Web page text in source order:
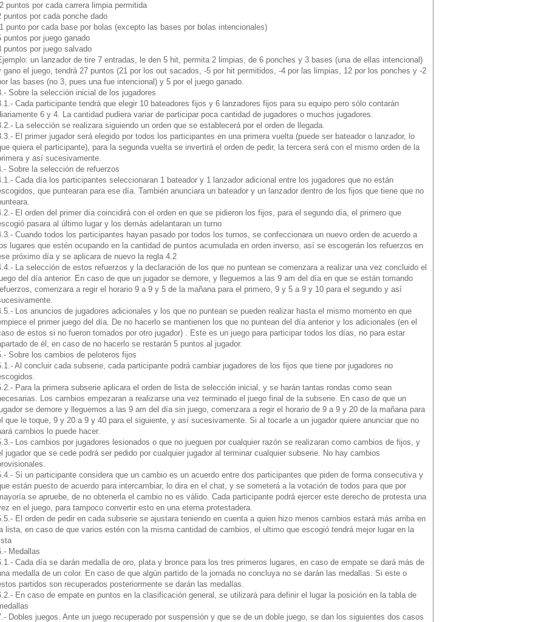
puntos por cada carrera limpia permitida
puntos por cada ponche dado
punto por cada base por bolas (excepto las bases por bolas intencionales)
puntos por juego ganado
puntos por juego salvado
un lanzador de tire 7 entradas, le den 5 hit, permita 2 limpias, de 6 ponches y 3 bases (una de ellas intencional)
gano el juego, tendrá 27 puntos (21 por los out sacados, -5 por hit permitidos, -4 por las limpias, 12 por los ponches y -2
las bases (no 3, pues una fue intencional) y 5 por el juego ganado.
Sobre la selección inicial de los jugadores
Cada participante tendrá que elegir 10 bateadores fijos y 6 lanzadores fijos para su equipo pero sólo contarán
6 y 4. La cantidad pudiera variar de participar poca cantidad de jugadores o muchos jugadores.
La selección se realizara siguiendo un orden que se establecerá por el orden de llegada.
El primer jugador será elegido por todos los participantes en una primera vuelta (puede ser bateador o lanzador, lo
quiera el participante), para la segunda vuelta se invertirá el orden de pedir, la tercera será con el mismo orden de la
y así sucesivamente.
Sobre la selección de refuerzos
Cada día los participantes seleccionaran 1 bateador y 1 lanzador adicional entre los jugadores que no están
que puntearan para ese día. También anunciara un bateador y un lanzador dentro de los fijos que tiene que no
El orden del primer día coincidirá con el orden en que se pidieron los fijos, para el segundo día, el primero que
pasara al último lugar y los demás adelantaran un turno
Cuando todos los participantes hayan pasado por todos los turnos, se confeccionara un nuevo orden de acuerdo a
lugares que estén ocupando en la cantidad de puntos acumulada en orden inverso, así se escogerán los refuerzos en
próximo día y se aplicara de nuevo la regla 4.2
La selección de estos refuerzos y la declaración de los que no puntean se comenzara a realizar una vez concluido el
del día anterior. En caso de que un jugador se demore, y lleguemos a las 9 am del día en que se están tomando
comenzara a regir el horario 9 a 9 y 5 de la mañana para el primero, 9 y 5 a 9 y 10 para el segundo y así
Los anuncios de jugadores adicionales y los que no puntean se pueden realizar hasta el mismo momento en que
el primer juego del día. De no hacerlo se mantienen los que no puntean del día anterior y los adicionales (en el
de estos si no fueron tomados por otro jugador) . Este es un juego para participar todos los días, no para estar
de él, en caso de no hacerlo se restarán 5 puntos al jugador.
Sobre los cambios de peloteros fijos
Al concluir cada subserie, cada participante podrá cambiar jugadores de los fijos que tiene por jugadores no
Para la primera subserie aplicara el orden de lista de selección inicial, y se harán tantas rondas como sean
Los cambios empezaran a realizarse una vez terminado el juego final de la subserie. En caso de que un
se demore y lleguemos a las 9 am del día sin juego, comenzara a regir el horario de 9 a 9 y 20 de la mañana para
que le toque, 9 y 20 a 9 y 40 para el siguiente, y así sucesivamente. Si al tocarle a un jugador quiere anunciar que no
cambios lo puede hacer.
Los cambios por jugadores lesionados o que no jueguen por cualquier razón se realizaran como cambios de fijos, y
jugador que se cede podrá ser pedido por cualquier jugador al terminar cualquier subserie. No hay cambios
Si un participante considera que un cambio es un acuerdo entre dos participantes que piden de forma consecutiva y
están puesto de acuerdo para intercambiar, lo dira en el chat, y se someterá a la votación de todos para que por
se apruebe, de no obtenerla el cambio no es válido. Cada participante podrá ejercer este derecho de protesta una
en el juego, para tampoco convertir esto en una eterna protestadera.
El orden de pedir en cada subserie se ajustara teniendo en cuenta a quien hizo menos cambios estará más arriba en
lista, en caso de que varios estén con la misma cantidad de cambios, el ultimo que escogió tendrá mejor lugar en la
Medallas
Cada día se darán medalla de oro, plata y bronce para los tres primeros lugares, en caso de empate se dará más de
medalla de un color. En caso de que algún partido de la jornada no concluya no se darán las medallas. Si este o
partidos son recuperados posteriormente se darán las medallas.
En caso de empate en puntos en la clasificación general, se utilizará para definir el lugar la posición en la tabla de
Dobles juegos. Ante un juego recuperado por suspensión y que se de un doble juego, se dan los siguientes dos casos